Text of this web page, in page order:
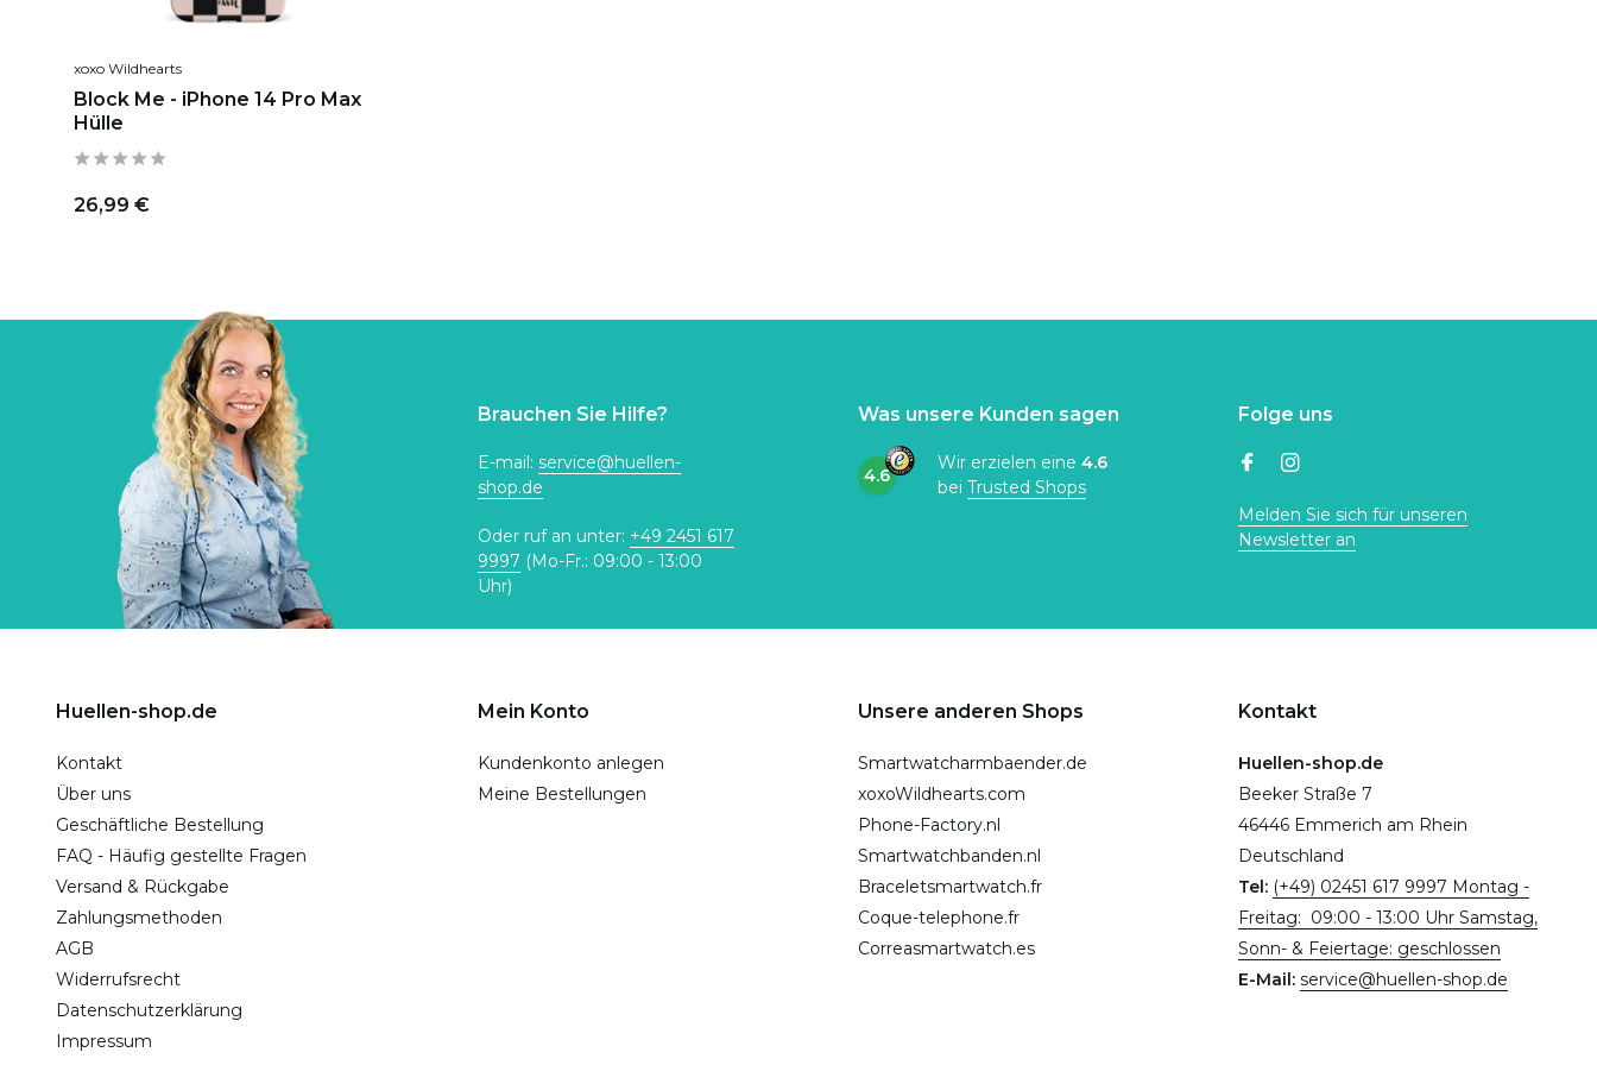
xoxo Wildhearts
Block Me - iPhone 14 Pro Max
Hülle
26,99 €
Brauchen Sie Hilfe?
E-mail: service@huellen-
shop.de
Oder ruf an unter: +49 2451 617
9997 (Mo-Fr.: 09:00 - 13:00
Uhr)
Was unsere Kunden sagen
4.6
Wir erzielen eine 4.6
bei Trusted Shops
Folge uns
Melden Sie sich für unseren
Newsletter an
Huellen-shop.de
Kontakt
Über uns
Geschäftliche Bestellung
FAQ - Häufig gestellte Fragen
Versand & Rückgabe
Zahlungsmethoden
AGB
Widerrufsrecht
Datenschutzerklärung
Impressum
Mein Konto
Kundenkonto anlegen
Meine Bestellungen
Unsere anderen Shops
Smartwatcharmbaender.de
xoxoWildhearts.com
Phone-Factory.nl
Smartwatchbanden.nl
Braceletsmartwatch.fr
Coque-telephone.fr
Correasmartwatch.es
Kontakt
Huellen-shop.de
Beeker Straße 7
46446 Emmerich am Rhein
Deutschland
Tel: (+49) 02451 617 9997 Montag -
Freitag: 09:00 - 13:00 Uhr Samstag,
Sonn- & Feiertage: geschlossen
E-Mail: service@huellen-shop.de